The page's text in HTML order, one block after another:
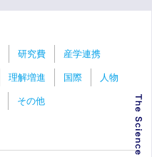
研究費 産学連携
理解増進 国際 人物
その他